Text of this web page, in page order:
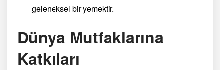
geleneksel bir yemektir.
Dünya Mutfaklarına
Katkıları